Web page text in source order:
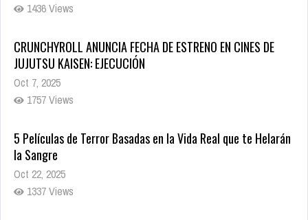
1436 Views
CRUNCHYROLL ANUNCIA FECHA DE ESTRENO EN CINES DE
JUJUTSU KAISEN: EJECUCIÓN
Oct 7, 2025
1757 Views
5 Películas de Terror Basadas en la Vida Real que te Helarán
la Sangre
Oct 22, 2025
1337 Views